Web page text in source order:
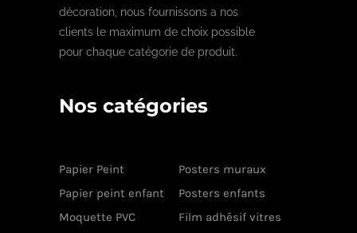
décoration, nous fournissons a nos
clients le maximum de choix possible
pour chaque catégorie de produit.
Nos catégories
Papier Peint
Posters muraux
Papier peint enfant
Posters enfants
Moquette PVC
Film adhésif vitres